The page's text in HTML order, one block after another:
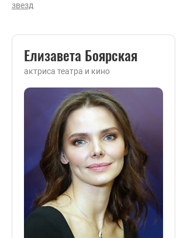
звезд
Елизавета Боярская
актриса театра и кино